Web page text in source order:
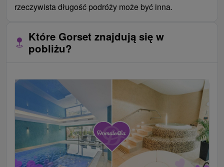
rzeczywista długość podróży może być inna.
Które Gorset znajdują się w
pobliżu?